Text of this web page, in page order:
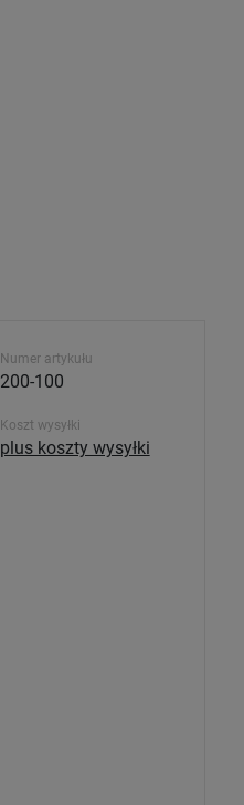
Numer artykułu
200-100
Koszt wysyłki
plus koszty wysyłki